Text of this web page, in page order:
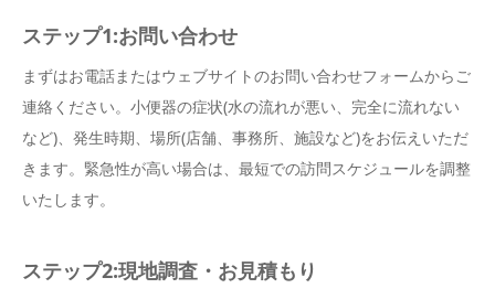
ステップ1:お問い合わせ
まずはお電話またはウェブサイトのお問い合わせフォームからご
連絡ください。小便器の症状(水の流れが悪い、完全に流れない
など)、発生時期、場所(店舗、事務所、施設など)をお伝えいただ
きます。緊急性が高い場合は、最短での訪問スケジュールを調整
いたします。
ステップ2:現地調査・お見積もり